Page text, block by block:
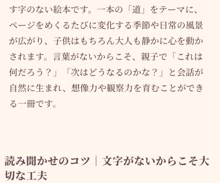
す字のない絵本です。一本の「道」をテーマに、
ページをめくるたびに変化する季節や日常の風景
が広がり、子供はもちろん大人も静かに心を動か
されます。言葉がないからこそ、親子で「これは
何だろう？」「次はどうなるのかな？」と会話が
自然に生まれ、想像力や観察力を育むことができ
る一冊です。
読み聞かせのコツ｜文字がないからこそ大
切な工夫